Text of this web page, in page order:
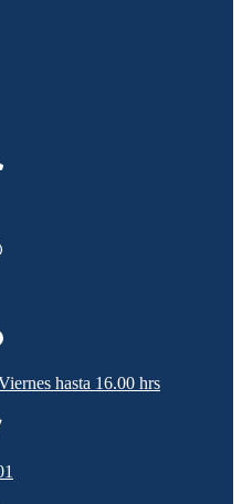
hasta 16.00 hrs